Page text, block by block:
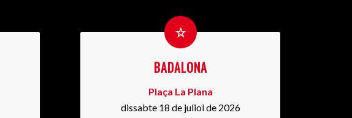
BADALONA
Plaça La Plana
dissabte 18 de juliol de 2026